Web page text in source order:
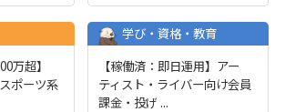
万超】
ポーツ系
学び・資格・教育
【稼働済：即日運用】アー
ティスト・ライバー向け会員
課金・投げ ...